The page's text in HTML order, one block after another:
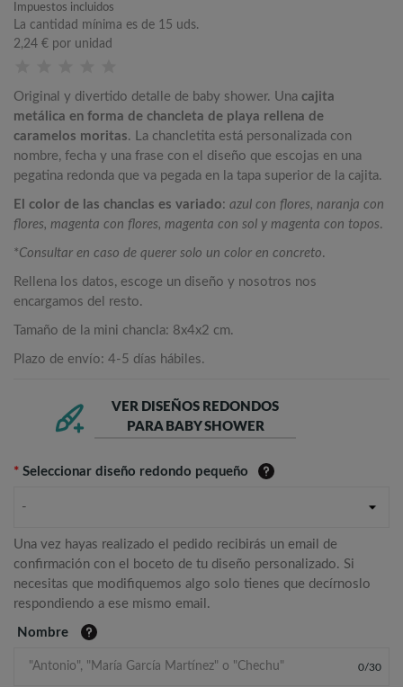
Impuestos incluidos
La cantidad mínima es de 15 uds.
2,24 € por unidad
Original y divertido detalle de baby shower. Una cajita
metálica en forma de chancleta de playa rellena de
caramelos moritas. La chancletita está personalizada con
nombre, fecha y una frase con el diseño que escojas en una
pegatina redonda que va pegada en la tapa superior de la cajita.
El color de las chanclas es variado: azul con flores, naranja con
flores, magenta con flores, magenta con sol y magenta con topos.
*Consultar en caso de querer solo un color en concreto.
Rellena los datos, escoge un diseño y nosotros nos
encargamos del resto.
Tamaño de la mini chancla: 8x4x2 cm.
Plazo de envío: 4-5 días hábiles.
VER DISEÑOS REDONDOS
PARA BABY SHOWER
* Seleccionar diseño redondo pequeño
-
Una vez hayas realizado el pedido recibirás un email de
confirmación con el boceto de tu diseño personalizado. Si
necesitas que modifiquemos algo solo tienes que decírnoslo
respondiendo a ese mismo email.
Nombre
0/30